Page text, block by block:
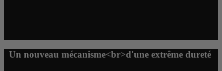
Un nouveau mécanisme<br>d'une extrême dureté